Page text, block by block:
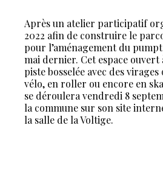
Après un atelier participatif
2022 afin de construire le
pour l’aménagement du
mai dernier. Cet espace ouvert
piste bosselée avec des virages
vélo, en roller ou encore en
se déroulera vendredi 8
la commune sur son site
la salle de la Voltige.